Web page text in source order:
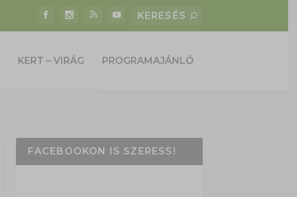
KERT – VIRÁG PROGRAMAJÁNLÓ
FACEBOOKON IS SZERESS!